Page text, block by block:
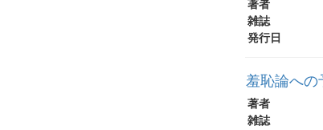
著者
雑誌
発行日
羞恥論への
著者
雑誌